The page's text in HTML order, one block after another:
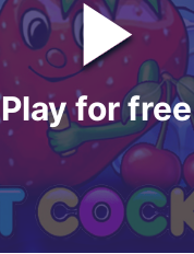
Play for free